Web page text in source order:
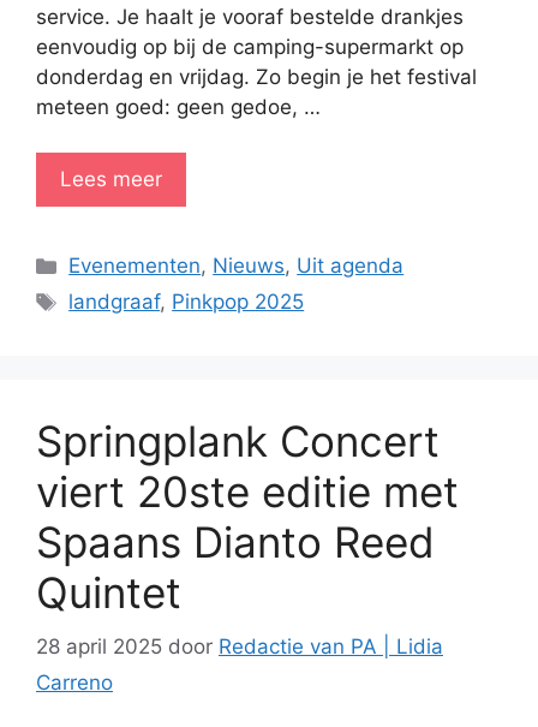
service. Je haalt je vooraf bestelde drankjes
eenvoudig op bij de camping-supermarkt op
donderdag en vrijdag. Zo begin je het festival
meteen goed: geen gedoe, …
Lees meer
Categorieën
Evenementen, Nieuws, Uit agenda
Tags
landgraaf, Pinkpop 2025
Springplank Concert
viert 20ste editie met
Spaans Dianto Reed
Quintet
28 april 2025 door Redactie van PA | Lidia
Carreno